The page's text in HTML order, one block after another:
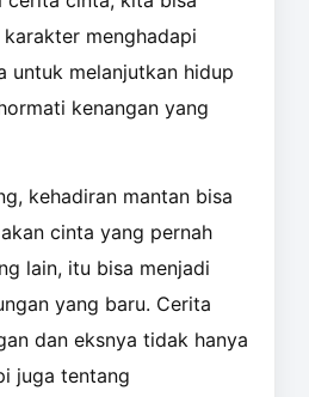
menghadapi
untuk melanjutkan hidup
kenangan yang
kehadiran mantan bisa
cinta yang pernah
lain, itu bisa menjadi
yang baru. Cerita
dan eksnya tidak hanya
juga tentang